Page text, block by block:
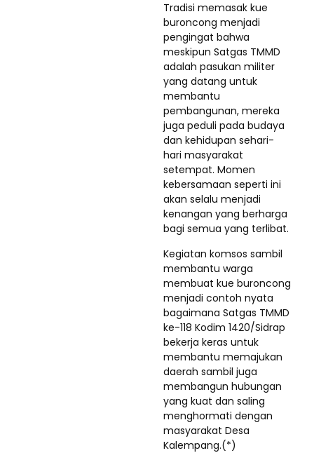
Tradisi memasak kue
buroncong menjadi
pengingat bahwa
meskipun Satgas TMMD
adalah pasukan militer
yang datang untuk
membantu
pembangunan, mereka
juga peduli pada budaya
dan kehidupan sehari-
hari masyarakat
setempat. Momen
kebersamaan seperti ini
akan selalu menjadi
kenangan yang berharga
bagi semua yang terlibat.
Kegiatan komsos sambil
membantu warga
membuat kue buroncong
menjadi contoh nyata
bagaimana Satgas TMMD
ke-118 Kodim 1420/Sidrap
bekerja keras untuk
membantu memajukan
daerah sambil juga
membangun hubungan
yang kuat dan saling
menghormati dengan
masyarakat Desa
Kalempang.(*)